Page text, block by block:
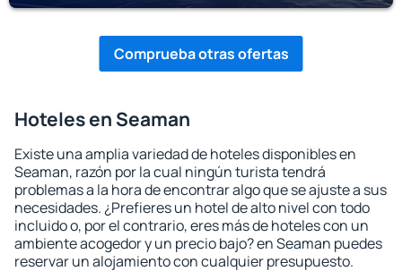
Comprueba otras ofertas
Hoteles en Seaman
Existe una amplia variedad de hoteles disponibles en
Seaman, razón por la cual ningún turista tendrá
problemas a la hora de encontrar algo que se ajuste a sus
necesidades. ¿Prefieres un hotel de alto nivel con todo
incluido o, por el contrario, eres más de hoteles con un
ambiente acogedor y un precio bajo? en Seaman puedes
reservar un alojamiento con cualquier presupuesto.